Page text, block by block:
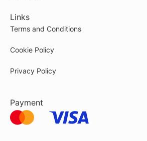
Links
Terms and Conditions
Cookie Policy
Privacy Policy
Payment